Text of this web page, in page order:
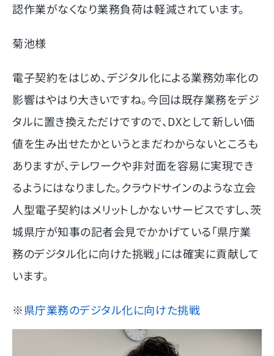
認作業がなくなり業務負荷は軽減されています。
菊池様
電子契約をはじめ、デジタル化による業務効率化の
影響はやはり大きいですね。今回は既存業務をデジ
タルに置き換えただけですので、DXとして新しい価
値を生み出せたかというとまだわからないところも
ありますが、テレワークや非対面を容易に実現でき
るようにはなりました。クラウドサインのような立会
人型電子契約はメリットしかないサービスですし、茨
城県庁が知事の記者会見でかかげている「県庁業
務のデジタル化に向けた挑戦」には確実に貢献して
います。
※県庁業務のデジタル化に向けた挑戦